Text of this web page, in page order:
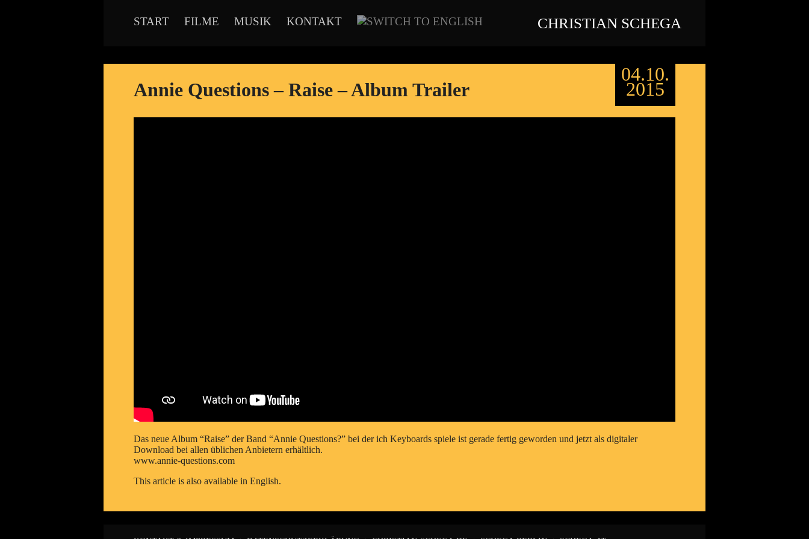
START FILME MUSIK KONTAKT CHRISTIAN SCHEGA
04.10.
2015
Annie Questions – Raise – Album Trailer
Das neue Album “Raise” der Band “Annie Questions?” bei der ich Keyboards spiele ist gerade fertig geworden und jetzt als digitaler
Download bei allen üblichen Anbietern erhältlich.
www.annie-questions.com
This article is also available in English.